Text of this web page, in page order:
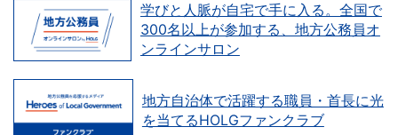
学びと人脈が自宅で手に入る。全国で
300名以上が参加する、地方公務員オ
ンラインサロン
地方自治体で活躍する職員・首長に光
を当てるHOLGファンクラブ